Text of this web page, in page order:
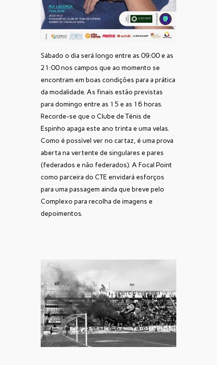
Sábado o dia será longo entre as 09:00 e as
21:00 nos campos que ao momento se
encontram em boas condições para a prática
da modalidade. As finais estão previstas
para domingo entre as 15 e as 16 horas.
Recorde-se que o Clube de Ténis de
Espinho apaga este ano trinta e uma velas.
Como é possível ver no cartaz, é uma prova
aberta na vertente de singulares e pares
(federados e não federados). A Focal Point
como parceira do CTE envidará esforços
para uma passagem ainda que breve pelo
Complexo para recolha de imagens e
depoimentos.